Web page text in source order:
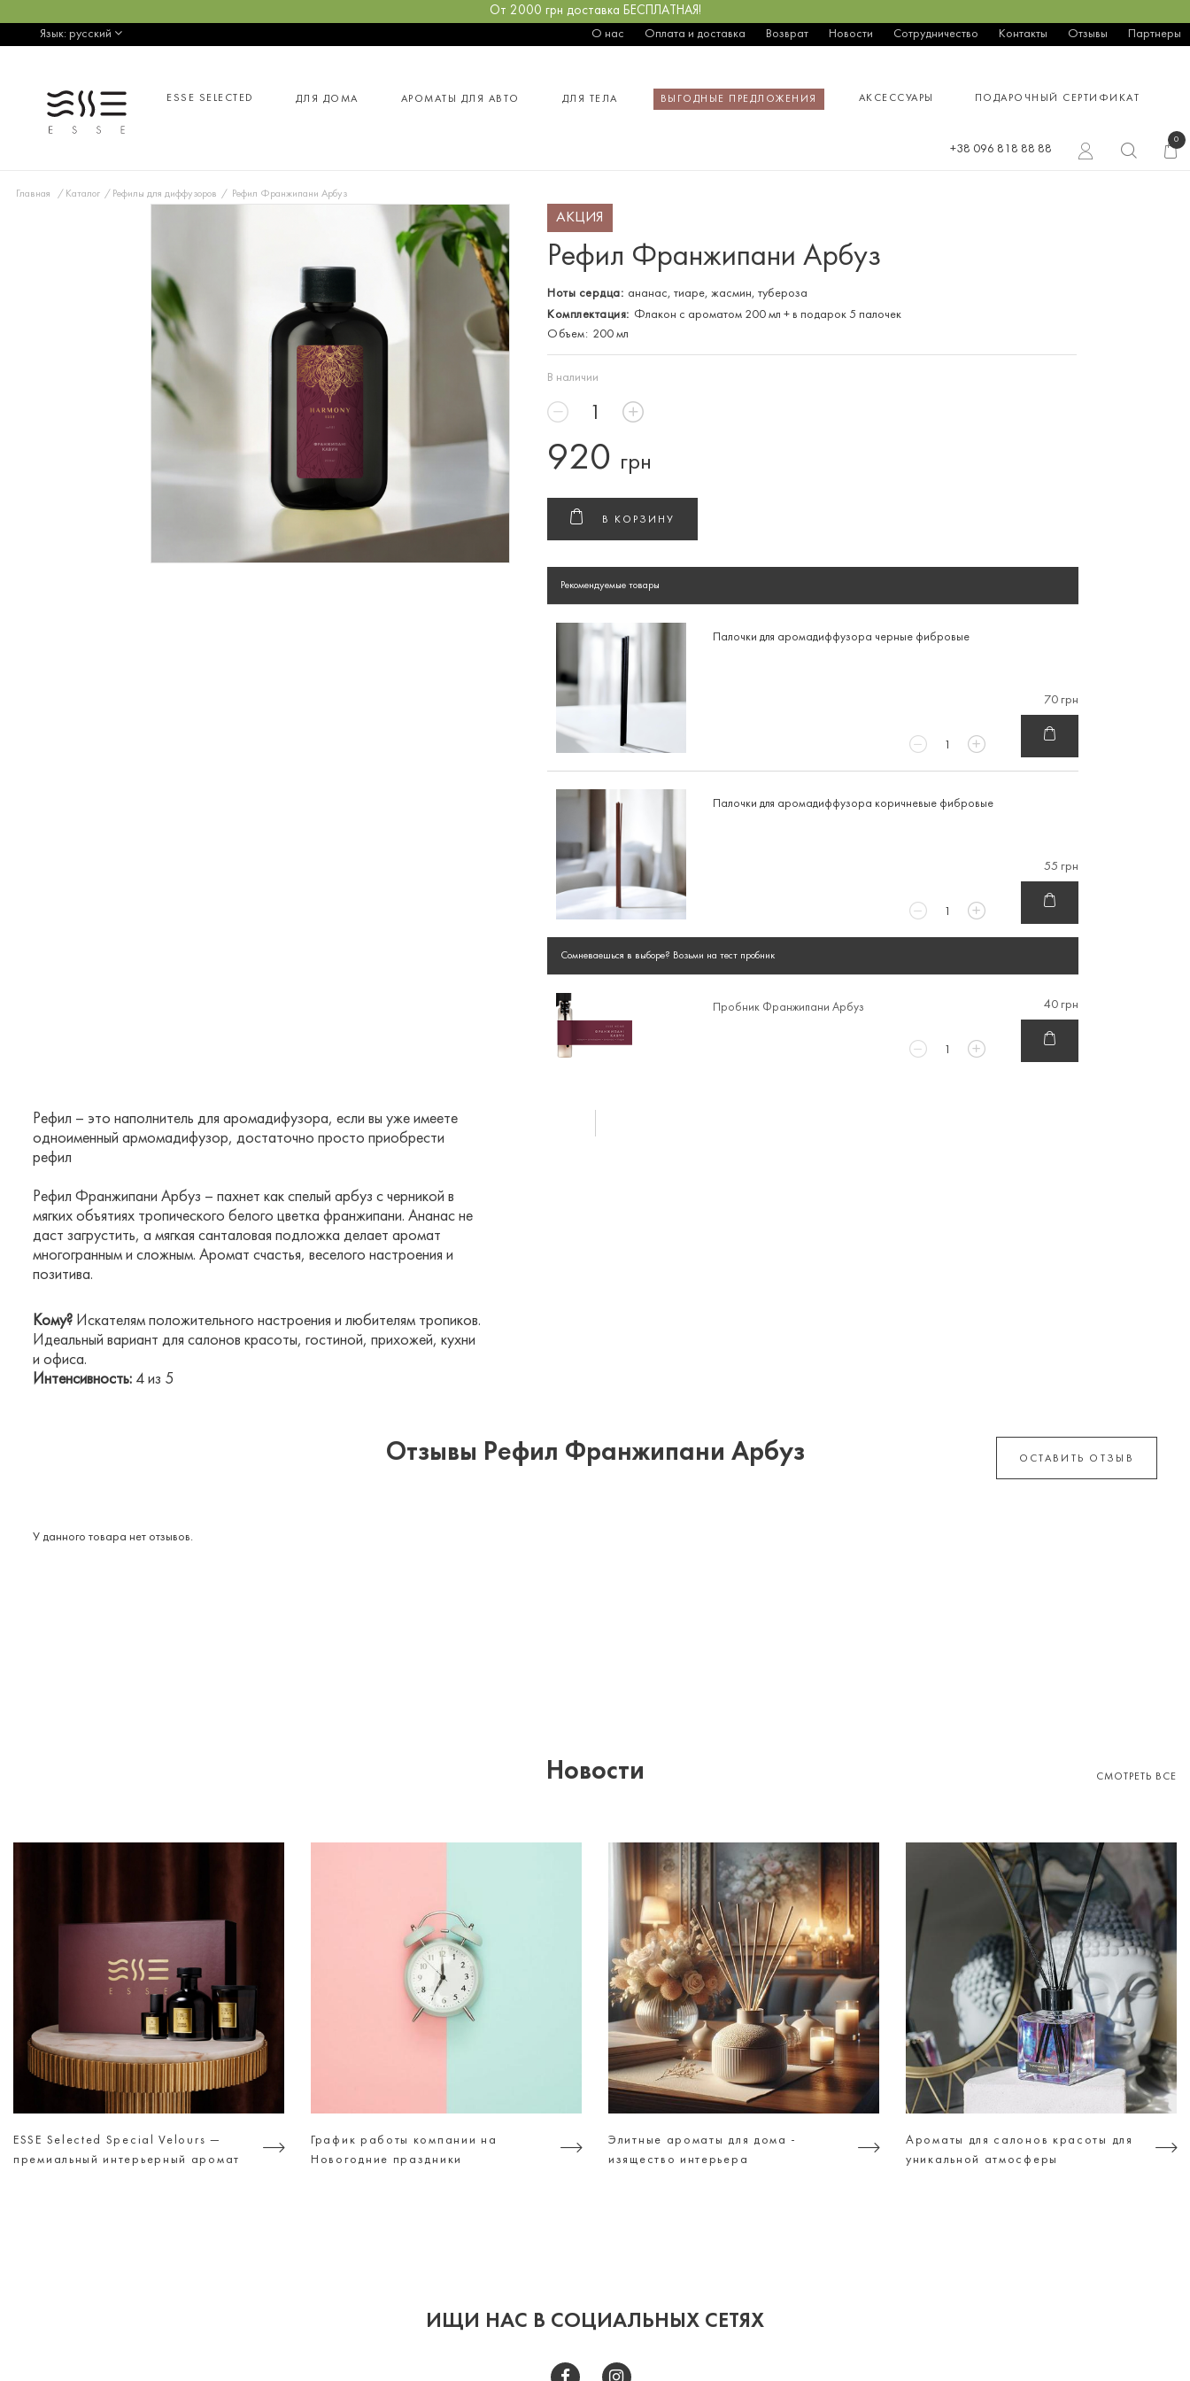
От 2000 грн доставка БЕСПЛАТНАЯ!
Язык: русский О нас Оплата и доставка Возврат Новости Сотрудничество Контакты Отзывы Партнеры
ESSE SELECTED ДЛЯ ДОМА АРОМАТЫ ДЛЯ АВТО ДЛЯ ТЕЛА ВЫГОДНЫЕ ПРЕДЛОЖЕНИЯ АКСЕССУАРЫ ПОДАРОЧНЫЙ СЕРТИФИКАТ
+38 096 818 88 88
0
Главная Каталог Рефилы для диффузоров Рефил Франжипани Арбуз
АКЦИЯ
Рефил Франжипани Арбуз
Ноты сердца: ананас, тиаре, жасмин, тубероза
Комплектация: Флакон с ароматом 200 мл + в подарок 5 палочек
Объем: 200 мл
В наличии
920 грн
В КОРЗИНУ
Рекомендуемые товары
Палочки для аромадиффузора черные фибровые
70 грн
Палочки для аромадиффузора коричневые фибровые
55 грн
Сомневаешься в выборе? Возьми на тест пробник
Пробник Франжипани Арбуз 40 грн
Рефил – это наполнитель для аромадифузора, если вы уже имеете
одноименный армомадифузор, достаточно просто приобрести
рефил
Рефил Франжипани Арбуз – пахнет как спелый арбуз с черникой в
мягких объятиях тропического белого цветка франжипани. Ананас не
даст загрустить, а мягкая санталовая подложка делает аромат
многогранным и сложным. Аромат счастья, веселого настроения и
позитива.
Кому? Искателям положительного настроения и любителям тропиков.
Идеальный вариант для салонов красоты, гостиной, прихожей, кухни
и офиса.
Интенсивность: 4 из 5
Отзывы Рефил Франжипани Арбуз ОСТАВИТЬ ОТЗЫВ
У данного товара нет отзывов.
Новости СМОТРЕТЬ ВСЕ
ESSE Selected Special Velours —
премиальный интерьерный аромат
График работы компании на
Новогодние праздники
Элитные ароматы для дома -
изящество интерьера
Ароматы для салонов красоты для
уникальной атмосферы
ИЩИ НАС В СОЦИАЛЬНЫХ СЕТЯХ